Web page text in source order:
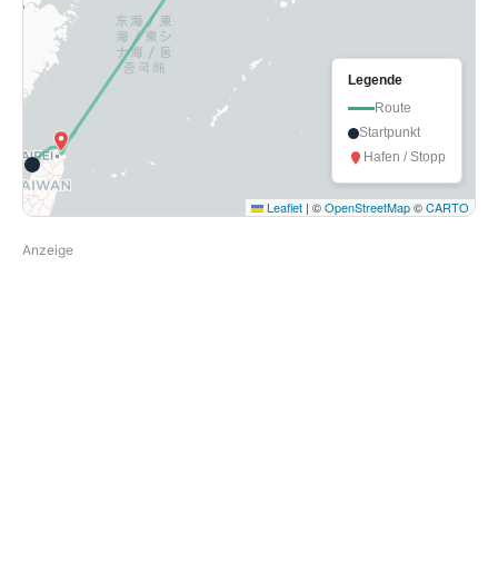
Leaflet | ©OpenStreetMap©CARTO
Legende
Route
Startpunkt
Hafen / Stopp
Anzeige